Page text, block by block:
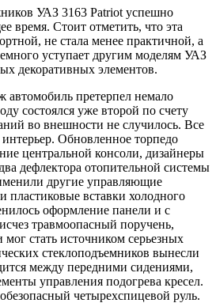
УАЗ 3163 Patriot успешно
время. Стоит отметить, что эта
не стала менее практичной, а
уступает другим моделям УАЗ
декоративных элементов.
автомобиль претерпел немало
состоялся уже второй по счету
во внешности не случилось. Все
Обновленное торпедо
центральной консоли, дизайнеры
дефлектора отопительной системы
другие управляющие
пластиковые вставки холодного
оформление панели и с
травмоопасный поручень,
мог стать источником серьезных
стеклоподъемников вынесли
между передними сидениями,
управления подогрева кресел.
четырехспицевой руль.